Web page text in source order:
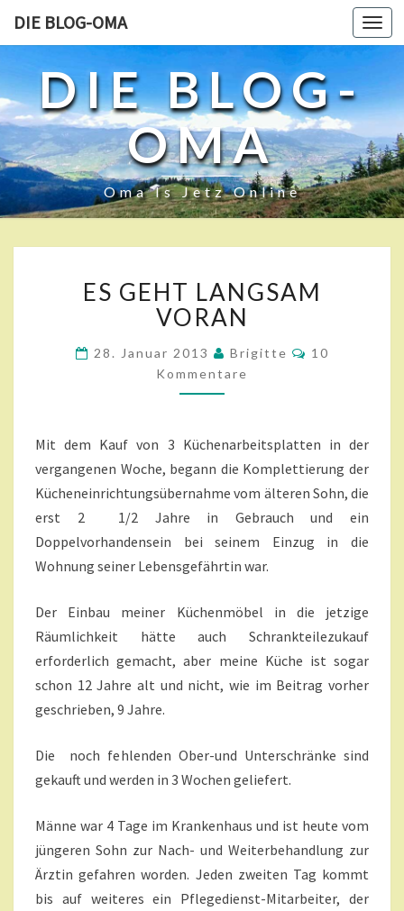
DIE BLOG-OMA
DIE BLOG-
OMA
Oma Is Jetz Online
G
E
H
T
L
G
S
A
M
R
N
ES GEHT LANGSAM
VORAN
28. Januar 2013 Brigitte
K
O
A
E
10
Kommentare
Mit dem Kauf von 3 Küchenarbeitsplatten in der
vergangenen Woche, begann die Komplettierung der
Kücheneinrichtungsübernahme vom älteren Sohn, die
erst 2 1/2 Jahre in Gebrauch und ein
Doppelvorhandensein bei seinem Einzug in die
Wohnung seiner Lebensgefährtin war.
Der Einbau meiner Küchenmöbel in die jetzige
Räumlichkeit hätte auch Schrankteilezukauf
erforderlich gemacht, aber meine Küche ist sogar
schon 12 Jahre alt und nicht, wie im Beitrag vorher
geschrieben, 9 Jahre.
Die noch fehlenden Ober-und Unterschränke sind
gekauft und werden in 3 Wochen geliefert.
Männe war 4 Tage im Krankenhaus und ist heute vom
jüngeren Sohn zur Nach- und Weiterbehandlung zur
Ärztin gefahren worden. Jeden zweiten Tag kommt
bis auf weiteres ein Pflegedienst-Mitarbeiter, der